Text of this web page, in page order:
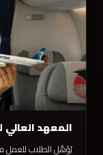
المعهد العالي
يُؤهّل الطلاب للعمل